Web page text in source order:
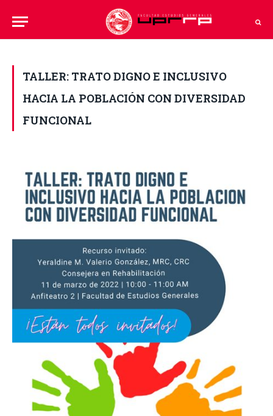
TALLER: TRATO DIGNO E INCLUSIVO
HACIA LA POBLACIÓN CON DIVERSIDAD
FUNCIONAL